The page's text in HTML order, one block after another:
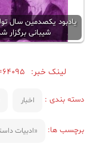
یادبود یکصدمین سال
شیبانی برگزار
لینک خبر:
دسته بندی : اخبار
برچسب ها: «ادبیات